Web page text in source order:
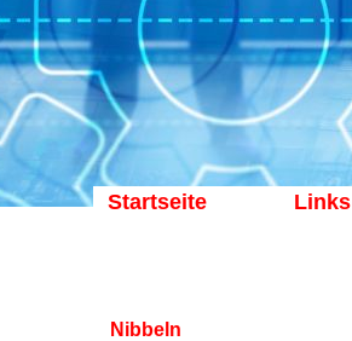
Nibbeln
Startseite Links